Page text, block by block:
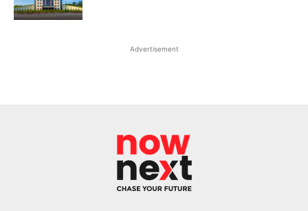
Advertisement